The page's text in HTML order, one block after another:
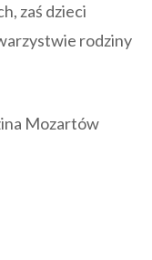
zaś dzieci
rodziny